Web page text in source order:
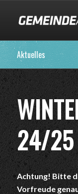
Aktuelles
24/25
Achtung! Bitte
Vorfreude